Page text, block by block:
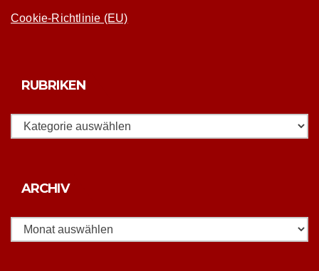
Cookie-Richtlinie (EU)
RUBRIKEN
Rubriken
ARCHIV